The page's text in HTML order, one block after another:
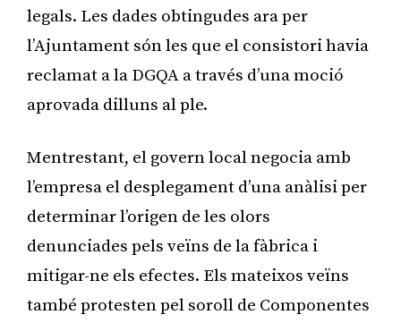
legals. Les dades obtingudes ara per
l’Ajuntament són les que el consistori havia
reclamat a la DGQA a través d’una moció
aprovada dilluns al ple.
Mentrestant, el govern local negocia amb
l’empresa el desplegament d’una anàlisi per
determinar l’origen de les olors
denunciades pels veïns de la fàbrica i
mitigar-ne els efectes. Els mateixos veïns
també protesten pel soroll de Componentes